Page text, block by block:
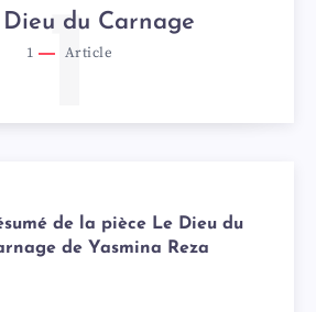
du Carnage
1 Article
1
de la pièce Le Dieu du
de Yasmina Reza